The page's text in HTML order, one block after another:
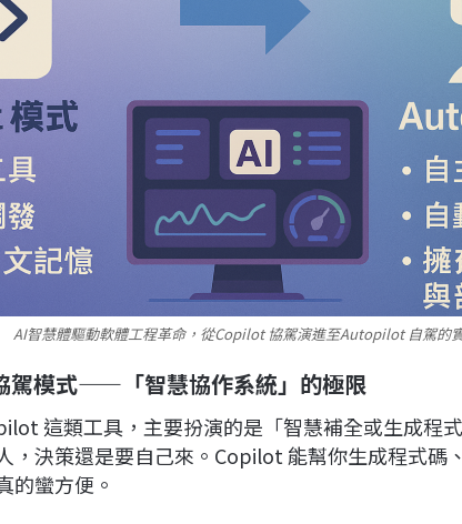
AI智慧體驅動軟體工程革命，從Copilot 協駕演進至Autopilot 自駕的
模式——「智慧協作系統」的極限
這類工具，主要扮演的是「智慧補全或生成程
，決策還是要自己來。Copilot 能幫你生成程式碼
的蠻方便。